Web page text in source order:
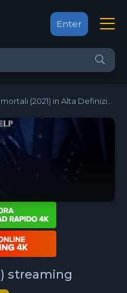
Enter
(2021) in Alta Definizione
streaming